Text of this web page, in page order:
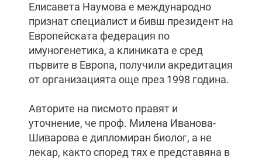
Елисавета Наумова е международно
признат специалист и бивш президент на
Европейската федерация по
имуногенетика, а клиниката е сред
първите в Европа, получили акредитация
от организацията още през 1998 година.
Авторите на писмото правят и
уточнение, че проф. Милена Иванова-
Шиварова е дипломиран биолог, а не
лекар, както според тях е представяна в